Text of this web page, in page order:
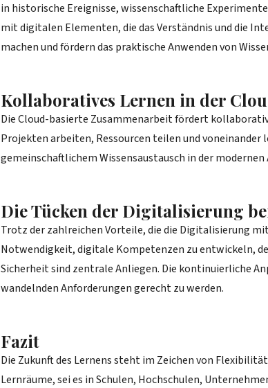
in historische Ereignisse, wissenschaftliche
mit digitalen Elementen, die das Verständnis und die
machen und fördern das praktische Anwenden von
Kollaboratives Lernen in der
Die Cloud-basierte Zusammenarbeit fördert
Projekten arbeiten, Ressourcen teilen und voneinander
gemeinschaftlichem Wissensaustausch in der
Die Tücken der Digitalisierung
Trotz der zahlreichen Vorteile, die die Digitalisierung
Notwendigkeit, digitale Kompetenzen zu entwickeln,
Sicherheit sind zentrale Anliegen. Die kontinuierliche
wandelnden Anforderungen gerecht zu werden.
Fazit
Die Zukunft des Lernens steht im Zeichen von
Lernräume, sei es in Schulen, Hochschulen,